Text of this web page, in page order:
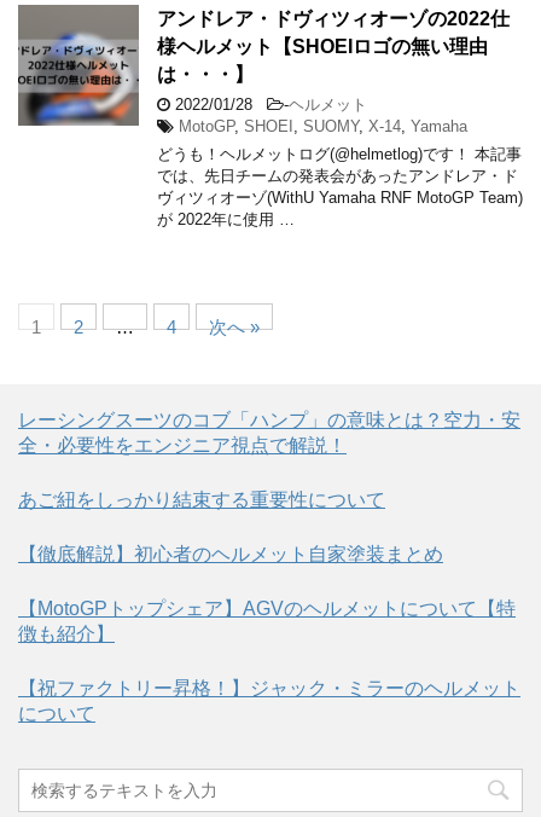
アンドレア・ドヴィツィオーゾの2022仕
様ヘルメット【SHOEIロゴの無い理由
は・・・】
2022/01/28 -ヘルメット
MotoGP, SHOEI SUOMY, X-14 Yamaha
どうも！ヘルメットログ(@helmetlog)です！ 本記事
では、先日チームの発表会があったアンドレア・ド
ヴィツィオーゾ(WithU Yamaha RNF MotoGP Team)
が 2022年に使用 …
1 2 … 4 次へ »
レーシングスーツのコブ「ハンプ」の意味とは？空力・安
全・必要性をエンジニア視点で解説！
あご紐をしっかり結束する重要性について
【徹底解説】初心者のヘルメット自家塗装まとめ
【MotoGPトップシェア】AGVのヘルメットについて【特
徴も紹介】
【祝ファクトリー昇格！】ジャック・ミラーのヘルメット
について